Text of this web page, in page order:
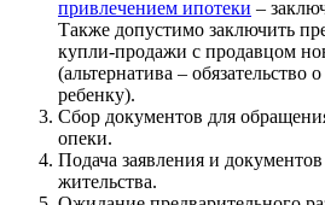
привлечением ипотеки –
Также допустимо заключить
купли-продажи с продавцом
(альтернатива – обязательство
ребенку).
Сбор документов для
опеки.
Подача заявления и
жительства.